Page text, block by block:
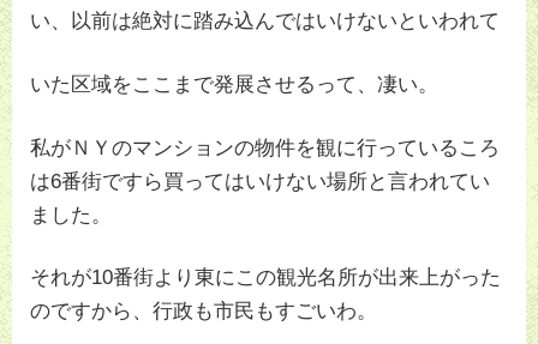
い、以前は絶対に踏み込んではいけないといわれて
いた区域をここまで発展させるって、凄い。
私がＮＹのマンションの物件を観に行っているころ
は6番街ですら買ってはいけない場所と言われてい
ました。
それが10番街より東にこの観光名所が出来上がった
のですから、行政も市民もすごいわ。